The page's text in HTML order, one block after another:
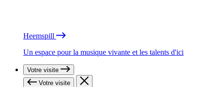
Heemspill
Un espace pour la musique vivante et les talents d'ici
Votre visite
Votre visite